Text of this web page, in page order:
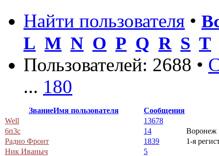
Найти пользователя •
L M N O P Q R S T
Пользователей: 2688 •
... 180
ЗваниеИмя пользователя
Сообщения
Well
13678
6п3с
14
Воронеж
Радио Фронт
1839
1-я
Ник Иваныч
5